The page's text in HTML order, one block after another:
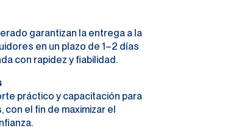
garantizan la entrega a la
en un plazo de 1–2 días
con rapidez y fiabilidad.
práctico y capacitación para
el fin de maximizar el